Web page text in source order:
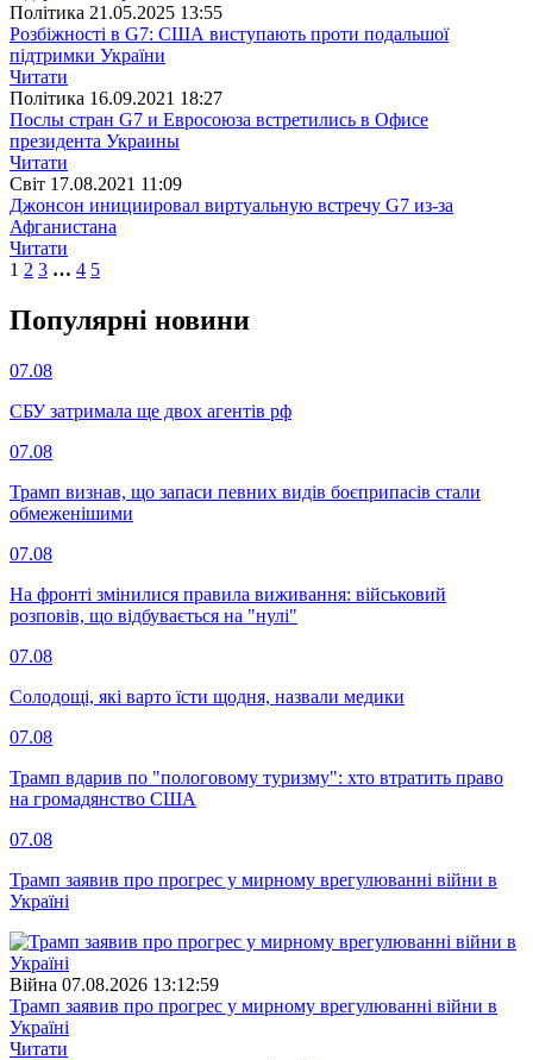
Полiтика 21.05.2025 13:55
Розбіжності в G7: США виступають проти подальшої
підтримки України
Читати
Полiтика 16.09.2021 18:27
Послы стран G7 и Евросоюза встретились в Офисе
президента Украины
Читати
Свiт 17.08.2021 11:09
Джонсон инициировал виртуальную встречу G7 из-за
Афганистана
Читати
1 2 3 … 4 5
Популярнi новини
07.08
СБУ затримала ще двох агентів рф
07.08
Трамп визнав, що запаси певних видів боєприпасів стали
обмеженішими
07.08
На фронті змінилися правила виживання: військовий
розповів, що відбувається на "нулі"
07.08
Солодощі, які варто їсти щодня, назвали медики
07.08
Трамп вдарив по "пологовому туризму": хто втратить право
на громадянство США
07.08
Трамп заявив про прогрес у мирному врегулюванні війни в
Україні
Війна 07.08.2026 13:12:59
Трамп заявив про прогрес у мирному врегулюванні війни в
Україні
Читати